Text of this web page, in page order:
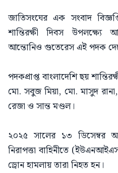
জাতিসংঘের এক সংবাদ
শান্তিরক্ষী দিবস উপলক্ষ্যে
আন্তোনিও গুতেরেস এই পদক
পদকপ্রাপ্ত বাংলাদেশি ছয়
মো. সবুজ মিয়া, মো. মাসুদ
রেজা ও সান্ত মণ্ডল।
২০২৫ সালের ১৩ ডিসেম্বর
নিরাপত্তা বাহিনীতে
ড্রোন হামলায় তারা নিহত হন।